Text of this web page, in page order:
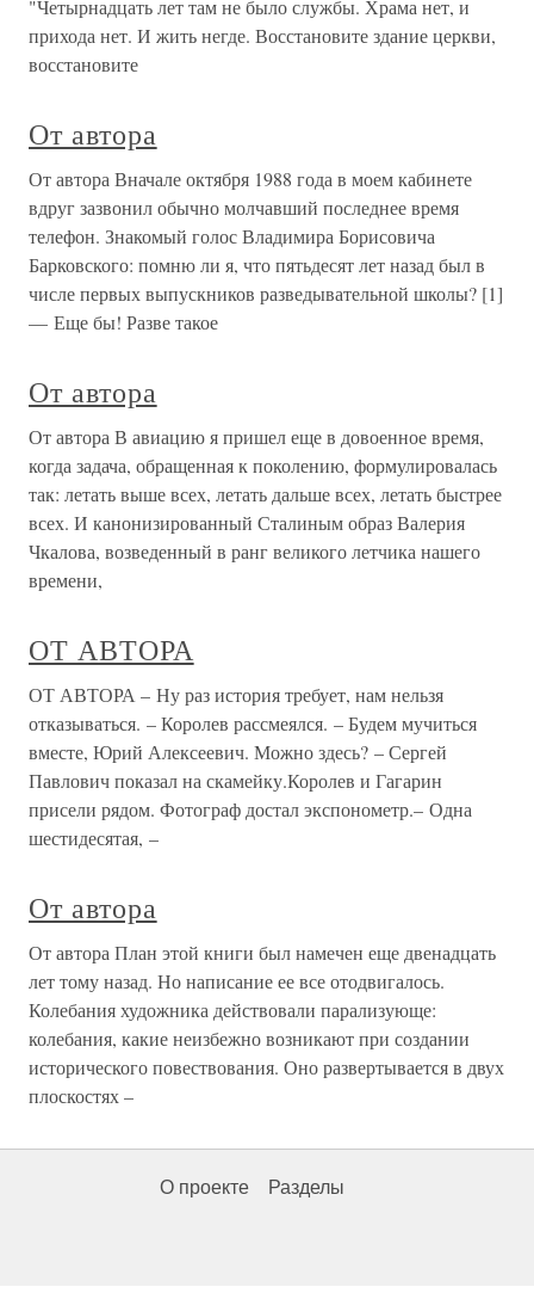
"Четырнадцать лет там не было службы. Храма нет, и
прихода нет. И жить негде. Восстановите здание церкви,
восстановите
От автора
От автора Вначале октября 1988 года в моем кабинете
вдруг зазвонил обычно молчавший последнее время
телефон. Знакомый голос Владимира Борисовича
Барковского: помню ли я, что пятьдесят лет назад был в
числе первых выпускников разведывательной школы? [1]
— Еще бы! Разве такое
От автора
От автора В авиацию я пришел еще в довоенное время,
когда задача, обращенная к поколению, формулировалась
так: летать выше всех, летать дальше всех, летать быстрее
всех. И канонизированный Сталиным образ Валерия
Чкалова, возведенный в ранг великого летчика нашего
времени,
ОТ АВТОРА
ОТ АВТОРА – Ну раз история требует, нам нельзя
отказывать­ся. – Королев рассмеялся. – Будем мучиться
вместе, Юрий Алексеевич. Можно здесь? – Сергей
Павлович показал на скамейку.Королев и Гагарин
присели рядом. Фотограф достал экспонометр.– Одна
шестидесятая, –
От автора
От автора План этой книги был намечен еще двенадцать
лет тому назад. Но написание ее все отодвигалось.
Колебания художника действовали парализующе:
колебания, какие неизбежно возникают при создании
исторического повествования. Оно развертывается в двух
плоскостях –
О проекте Разделы